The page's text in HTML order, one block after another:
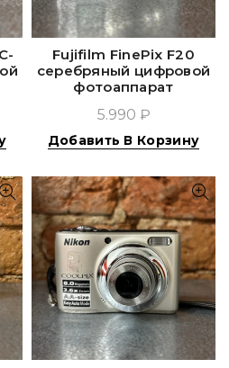
Fujifilm FinePix F20
серебряный цифровой
фотоаппарат
5.990 ₽
Добавить В Корзину